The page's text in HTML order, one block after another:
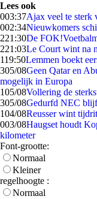
Lees ook
003:37Ajax veel te sterk
002:34Nieuwkomers
221:30De
221:03Le Court wint na
119:50Lemmen boekt
305/08Geen Qatar en
mogelijk in Europa
105/08Vollering de
305/08Gedurfd NEC
104/08Reusser wint
003/08Haugset houdt
kilometer
Font-grootte:
Normaal
Kleiner
regelhoogte :
Normaal